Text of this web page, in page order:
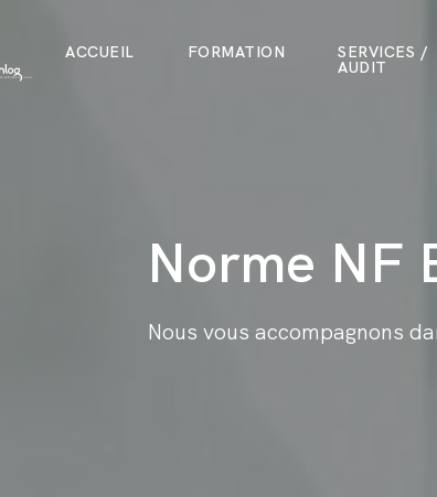
ACCUEIL FORMATION SERVICES /
AUDIT
Norme NF
Nous vous accompagnons